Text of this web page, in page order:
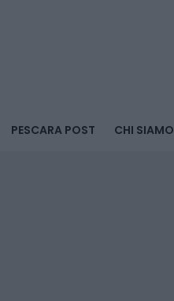
PESCARA POST CHI SIAMO